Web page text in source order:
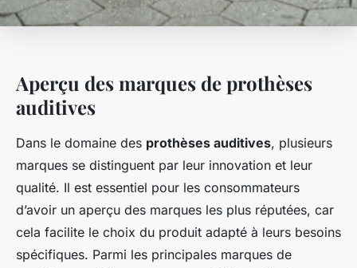
Aperçu des marques de prothèses
auditives
Dans le domaine des prothèses auditives, plusieurs
marques se distinguent par leur innovation et leur
qualité. Il est essentiel pour les consommateurs
d’avoir un aperçu des marques les plus réputées, car
cela facilite le choix du produit adapté à leurs besoins
spécifiques. Parmi les principales marques de